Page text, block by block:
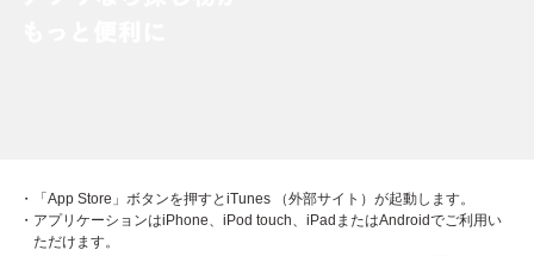
・「App Store」ボタンを押すとiTunes （外部サイト）が起動します。
・アプリケーションはiPhone、iPod touch、iPadまたはAndroidでご利用い
ただけます。